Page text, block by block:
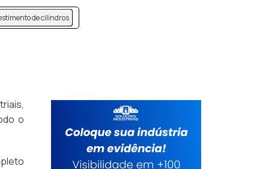
de cilindros
o